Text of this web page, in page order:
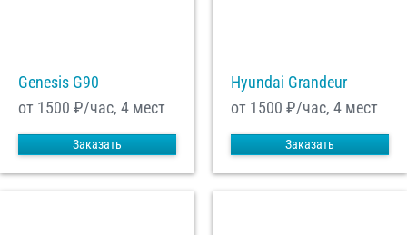
Genesis G90
от 1500 ₽/час, 4 мест
Заказать
Hyundai Grandeur
от 1500 ₽/час, 4 мест
Заказать